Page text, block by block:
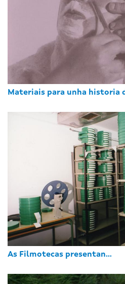
Materiais para unha historia
As Filmotecas presentan...